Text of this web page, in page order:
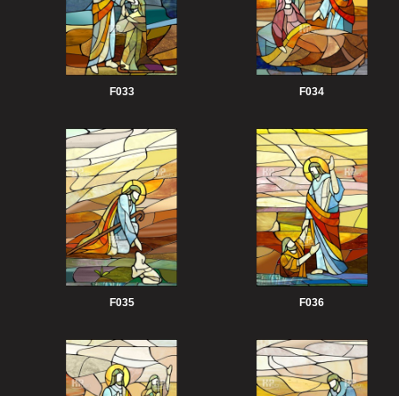
F033 F034
F035 F036